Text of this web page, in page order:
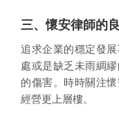
三、懷安律師的
追求企業的穩定發
處或是缺乏未雨綢
的傷害。時時關注
經營更上層樓。